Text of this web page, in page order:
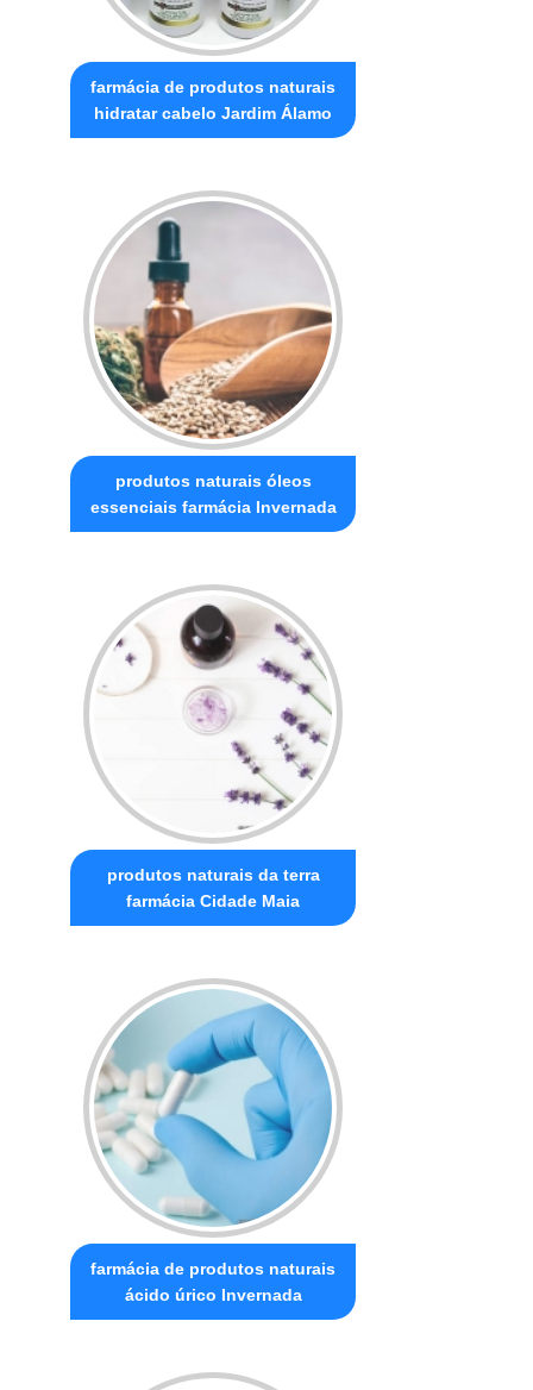
farmácia de produtos naturais
hidratar cabelo Jardim Álamo
produtos naturais óleos
essenciais farmácia Invernada
produtos naturais da terra
farmácia Cidade Maia
farmácia de produtos naturais
ácido úrico Invernada